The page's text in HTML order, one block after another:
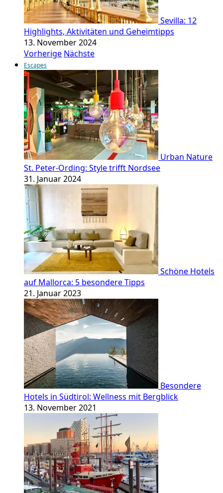
Sevilla: 12
Highlights, Aktivitäten und Geheimtipps
13. November 2024
Vorherige Nächste
Escapes
Urban Nature
St. Peter-Ording: Style trifft Nordsee
31. Januar 2024
Schöne Hotels
auf Mallorca: 5 besondere Tipps
21. Januar 2023
Besondere
Hotels in Südtirol: Wellness mit Bergblick
13. November 2021